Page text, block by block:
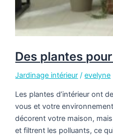
Des plantes
Jardinage intérieur /evelyne
Les plantes d’intérieur ont
vous et votre
décorent votre maison,
et filtrent les polluants, ce